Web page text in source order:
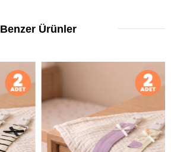
Benzer Ürünler